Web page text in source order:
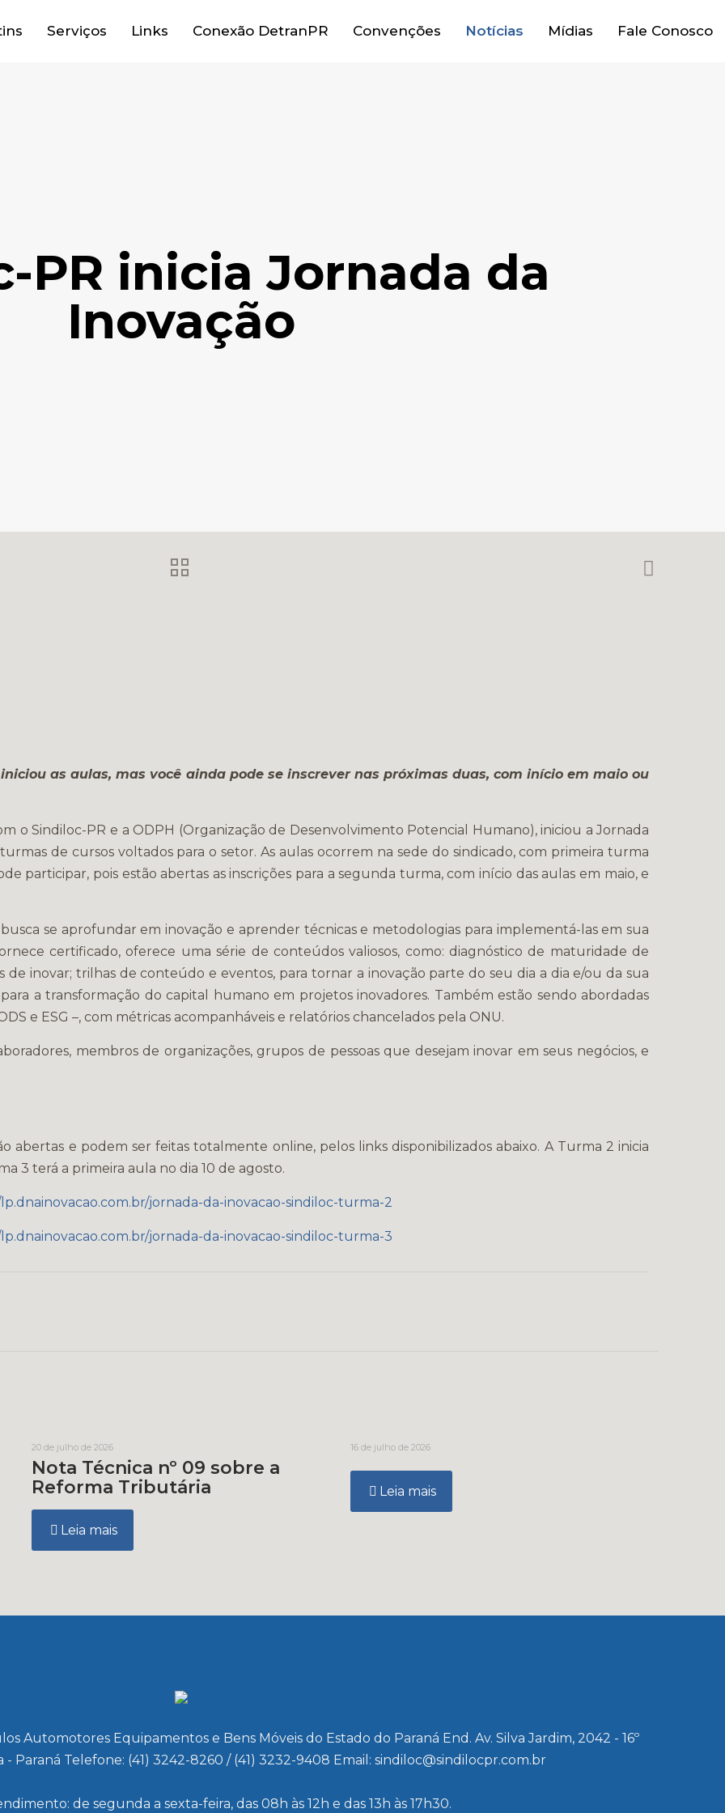
Serviços Links Conexão DetranPR Convenções Notícias Mídias Fale Conosco
PR inicia Jornada da
Inovação
as aulas, mas você ainda pode se inscrever nas próximas duas, com início em maio ou
o Sindiloc-PR e a ODPH (Organização de Desenvolvimento Potencial Humano), iniciou a Jornada
de cursos voltados para o setor. As aulas ocorrem na sede do sindicado, com primeira turma
participar, pois estão abertas as inscrições para a segunda turma, com início das aulas em maio, e
se aprofundar em inovação e aprender técnicas e metodologias para implementá-las em sua
certificado, oferece uma série de conteúdos valiosos, como: diagnóstico de maturidade de
de inovar; trilhas de conteúdo e eventos, para tornar a inovação parte do seu dia a dia e/ou da sua
a transformação do capital humano em projetos inovadores. Também estão sendo abordadas
e ESG –, com métricas acompanháveis e relatórios chancelados pela ONU.
membros de organizações, grupos de pessoas que desejam inovar em seus negócios, e
abertas e podem ser feitas totalmente online, pelos links disponibilizados abaixo. A Turma 2 inicia
3 terá a primeira aula no dia 10 de agosto.
jornada-da-inovacao-sindiloc-turma-2
jornada-da-inovacao-sindiloc-turma-3
20 de julho de 2026
Nota Técnica nº 09 sobre a
Reforma Tributária
Leia mais
16 de julho de 2026
Leia mais
Automotores Equipamentos e Bens Móveis do Estado do Paraná End. Av. Silva Jardim, 2042 - 16º
Paraná Telefone: (41) 3242-8260 / (41) 3232-9408 Email: sindiloc@sindilocpr.com.br
de segunda a sexta-feira, das 08h às 12h e das 13h às 17h30.